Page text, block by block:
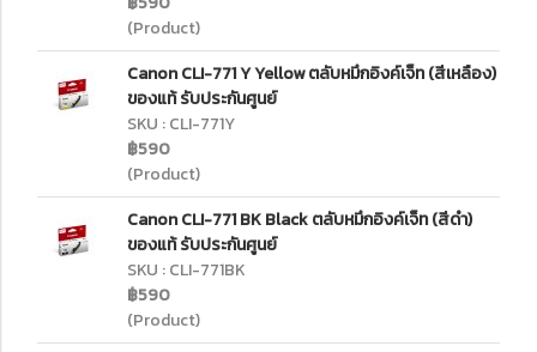
(Product)
Canon CLI-771 Y Yellow ตลับหมึกอิงค์เจ็ท (สีเหลือง)
ของแท้ รับประกันศูนย์
SKU : CLI-771Y
฿590
(Product)
Canon CLI-771 BK Black ตลับหมึกอิงค์เจ็ท (สีดำ)
ของแท้ รับประกันศูนย์
SKU : CLI-771BK
฿590
(Product)